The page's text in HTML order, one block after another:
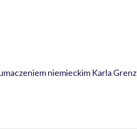
niemieckim Karla